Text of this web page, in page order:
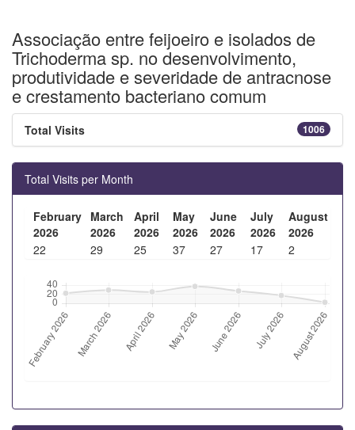
Associação entre feijoeiro e isolados de
Trichoderma sp. no desenvolvimento,
produtividade e severidade de antracnose
e crestamento bacteriano comum
1006
Total Visits
Total Visits per Month
February
2026
March
2026
April
2026
May
2026
June
2026
July
2026
August
2026
22
29 25 37 27 17 2